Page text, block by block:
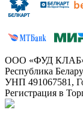
ООО «ФУД
Республика
УНП 491067581,
Регистрация в